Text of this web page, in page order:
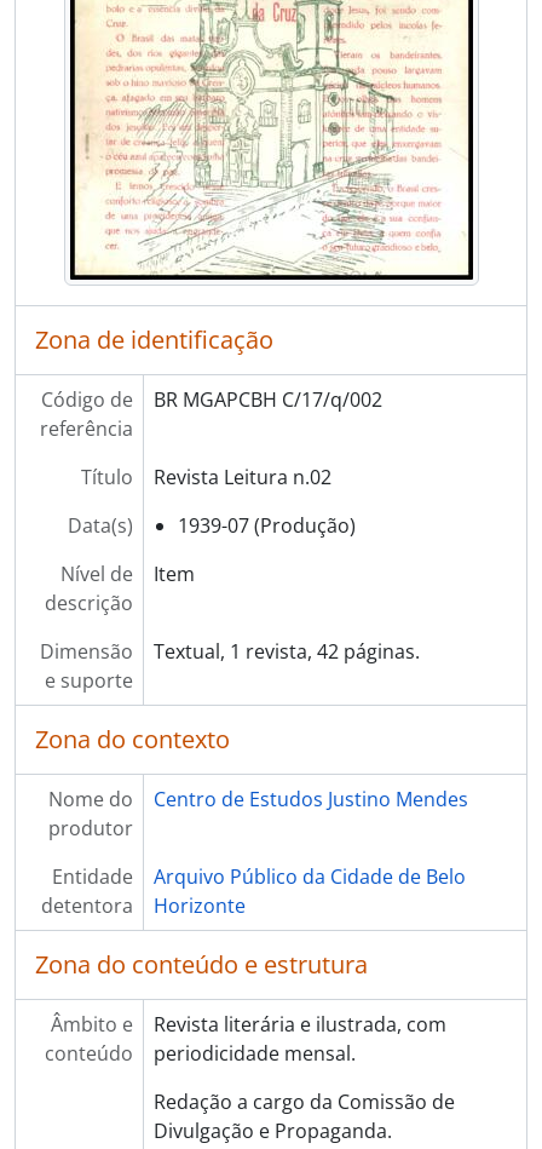
Zona de identificação
Código de
referência
BR MGAPCBH C/17/q/002
Título
Revista Leitura n.02
Data(s)
1939-07 (Produção)
Nível de
descrição
Item
Dimensão
e suporte
Textual, 1 revista, 42 páginas.
Zona do contexto
Nome do
produtor
Centro de Estudos Justino Mendes
Entidade
detentora
Arquivo Público da Cidade de Belo
Horizonte
Zona do conteúdo e estrutura
Âmbito e
conteúdo
Revista literária e ilustrada, com
periodicidade mensal.
Redação a cargo da Comissão de
Divulgação e Propaganda.